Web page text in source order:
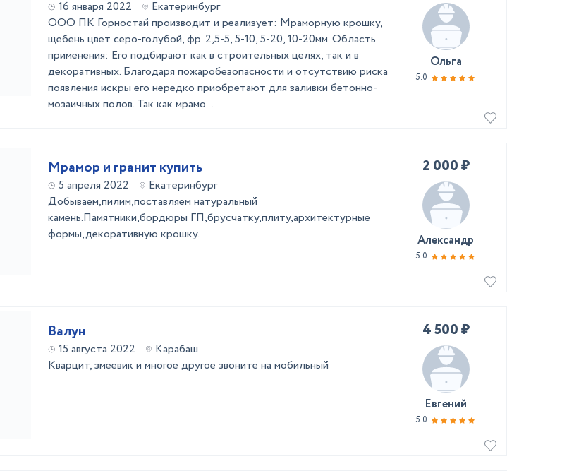
16 января 2022
Екатеринбург
ООО ПК Горностай производит и реализует: Мраморную крошку,
щебень цвет серо-голубой, фр. 2,5-5, 5-10, 5-20, 10-20мм. Область
применения: Его подбирают как в строительных целях, так и в
декоративных. Благодаря пожаробезопасности и отсутствию риска
появления искры его нередко приобретают для заливки бетонно-
мозаичных полов. Так как мрамо ...
Ольга
5.0
Мрамор и гранит купить
5 апреля 2022
Екатеринбург
Добываем,пилим,поставляем натуральный
камень.Памятники,бордюры ГП,брусчатку,плиту,архитектурные
формы,декоративную крошку.
2 000 ₽
Александр
5.0
Валун
15 августа 2022
Карабаш
Кварцит, змеевик и многое другое звоните на мобильный
4 500 ₽
Евгений
5.0